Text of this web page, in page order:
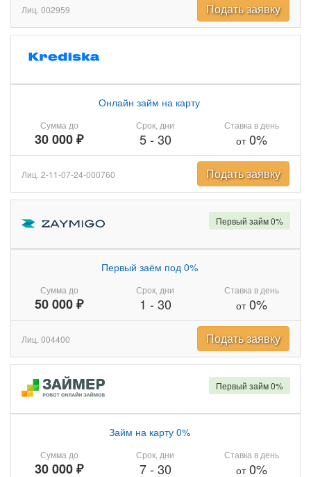
Лиц. 002959 Подать заявку
Сумма до
30 000 ₽
Онлайн займ на карту
Срок, дни
5- 30
Ставка в день
от0%
Лиц. 2-11-07-24-000760 Подать заявку
Сумма до
50 000 ₽
Первый заём под 0%
Срок, дни
1 - 30
Ставка в день
от0%
Первый займ 0%
Лиц. 004400 Подать заявку
Сумма до
30 000 ₽
Займ на карту 0%
Срок, дни
7- 30
Ставка в день
от0%
Первый займ 0%